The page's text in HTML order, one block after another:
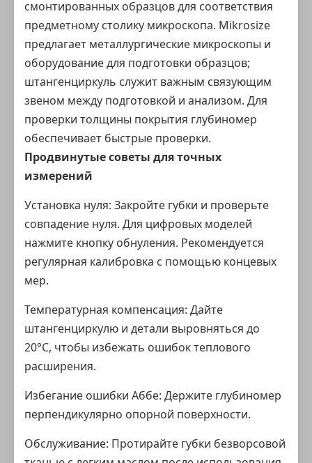
смонтированных образцов для соответствия
предметному столику микроскопа. Mikrosize
предлагает металлургические микроскопы и
оборудование для подготовки образцов;
штангенциркуль служит важным связующим
звеном между подготовкой и анализом. Для
проверки толщины покрытия глубиномер
обеспечивает быстрые проверки.
Продвинутые советы для точных
измерений
Установка нуля: Закройте губки и проверьте
совпадение нуля. Для цифровых моделей
нажмите кнопку обнуления. Рекомендуется
регулярная калибровка с помощью концевых
мер.
Температурная компенсация: Дайте
штангенциркулю и детали выровняться до
20°C, чтобы избежать ошибок теплового
расширения.
Избегание ошибки Аббе: Держите глубиномер
перпендикулярно опорной поверхности.
Обслуживание: Протирайте губки безворсовой